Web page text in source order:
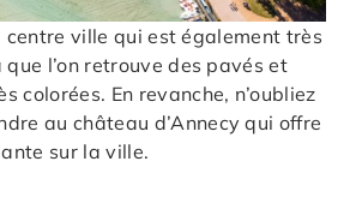
centre ville qui est également très
que l’on retrouve des pavés et
colorées. En revanche, n’oubliez
au château d’Annecy qui offre
sur la ville.